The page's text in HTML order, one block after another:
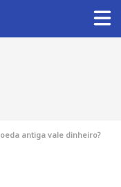
antiga vale dinheiro?